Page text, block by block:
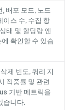
배포 모드, 노드
이스 수, 수집 항
태 및 할당량 엔
확인할 수 있습
제 빈도, 쿼리 지
적중률 및 관련
기반 메트릭을
습니다.